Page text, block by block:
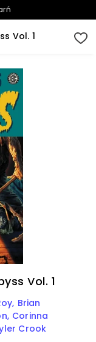
Vol. 1
Vol. 1
Brian
Corinna
Crook